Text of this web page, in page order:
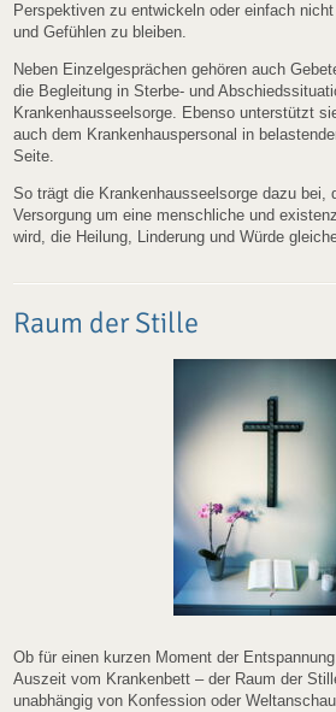
Perspektiven zu entwickeln oder einfach
und Gefühlen zu bleiben.
Neben Einzelgesprächen gehören auch
die Begleitung in Sterbe- und
Krankenhausseelsorge. Ebenso unterstützt
auch dem Krankenhauspersonal in
Seite.
So trägt die Krankenhausseelsorge dazu bei,
Versorgung um eine menschliche und
wird, die Heilung, Linderung und Würde
Raum der Stille
Ob für einen kurzen Moment der
Auszeit vom Krankenbett – der Raum der
unabhängig von Konfession oder